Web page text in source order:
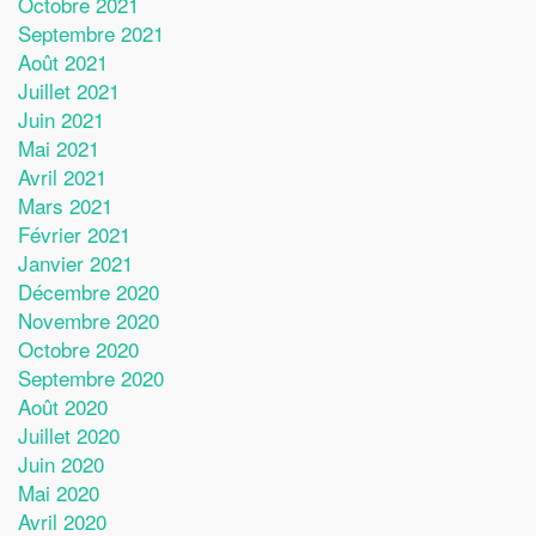
Septembre 2021
Août 2021
Juillet 2021
Juin 2021
Mai 2021
Avril 2021
Mars 2021
Février 2021
Janvier 2021
Décembre 2020
Novembre 2020
Octobre 2020
Septembre 2020
Août 2020
Juillet 2020
Juin 2020
Mai 2020
Avril 2020